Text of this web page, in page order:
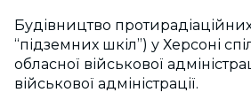
Будівництво
“підземних шкіл”) у Херсоні
обласної військової
військової адміністрації.